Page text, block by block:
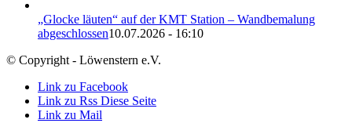
„Glocke läuten“ auf der KMT Station – Wandbemalung
abgeschlossen10.07.2026 - 16:10
© Copyright - Löwenstern e.V.
Link zu Facebook
Link zu Rss Diese Seite
Link zu Mail